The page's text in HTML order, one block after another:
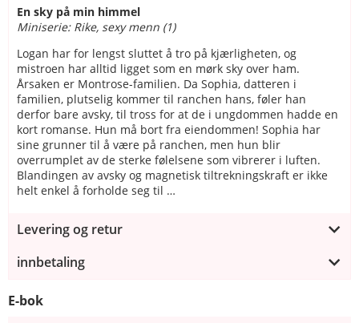
En sky på min himmel
Miniserie: Rike, sexy menn (1)
Logan har for lengst sluttet å tro på kjærligheten, og
mistroen har alltid ligget som en mørk sky over ham.
Årsaken er Montrose-familien. Da Sophia, datteren i
familien, plutselig kommer til ranchen hans, føler han
derfor bare avsky, til tross for at de i ungdommen hadde en
kort romanse. Hun må bort fra eiendommen! Sophia har
sine grunner til å være på ranchen, men hun blir
overrumplet av de sterke følelsene som vibrerer i luften.
Blandingen av avsky og magnetisk tiltrekningskraft er ikke
helt enkel å forholde seg til …
Levering og retur
innbetaling
E-bok